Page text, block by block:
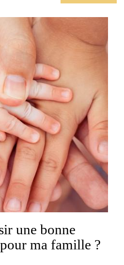
une bonne
ma famille ?